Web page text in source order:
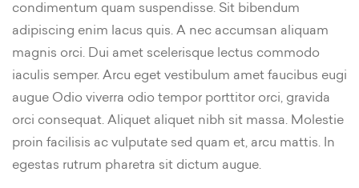
condimentum quam suspendisse. Sit bibendum
adipiscing enim lacus quis. A nec accumsan aliquam
magnis orci. Dui amet scelerisque lectus commodo
iaculis semper. Arcu eget vestibulum amet faucibus eugi
augue Odio viverra odio tempor porttitor orci, gravida
orci consequat. Aliquet aliquet nibh sit massa. Molestie
proin facilisis ac vulputate sed quam et, arcu mattis. In
egestas rutrum pharetra sit dictum augue.